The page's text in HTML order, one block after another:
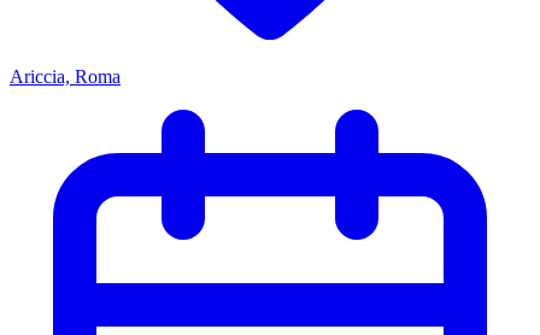
Ariccia, Roma